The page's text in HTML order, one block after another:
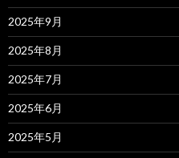
2025年9月
2025年8月
2025年7月
2025年6月
2025年5月